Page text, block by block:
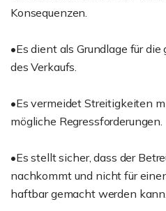
Konsequenzen.
•Es dient als Grundlage für
des Verkaufs.
•Es vermeidet Streitigkeiten
mögliche Regressforderungen.
•Es stellt sicher, dass der
nachkommt und nicht für
haftbar gemacht werden kann.